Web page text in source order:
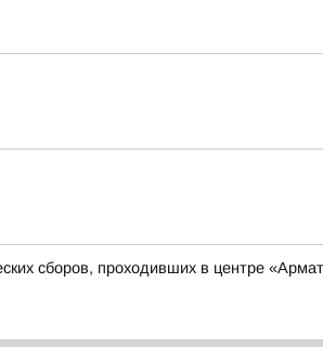
сборов, проходивших в центре